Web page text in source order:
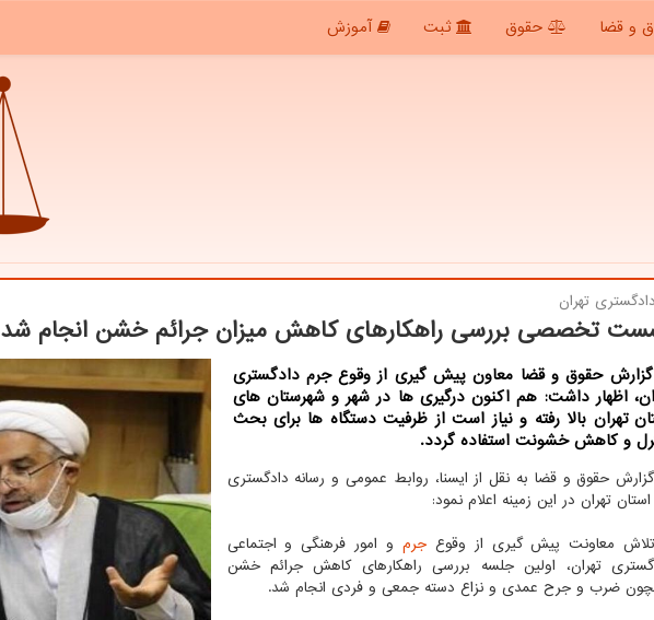
و قضا حقوق ثبت آموزش
تهران
تخصصی بررسی راهكارهای كاهش میزان جرائم خشن انجام شد
حقوق و قضا معاون پیش گیری از وقوع جرم دادگستری
اظهار داشت: هم اكنون درگیری ها در شهر و شهرستان های
تهران بالا رفته و نیاز است از ظرفیت دستگاه ها برای بحث
و كاهش خشونت استفاده گردد.
حقوق و قضا به نقل از ایسنا، روابط عمومی و رسانه دادگستری
تهران در این زمینه اعلام نمود:
تلاش معاونت پیش گیری از وقوعجرم و امور فرهنگی و اجتماعی
تهران، اولین جلسه بررسی راهکارهای کاهش جرائم خشن
ضرب و جرح عمدی و نزاع دسته جمعی و فردی انجام شد.